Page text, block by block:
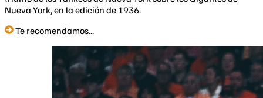
Nueva York, en la edición de 1936.
Te recomendamos...